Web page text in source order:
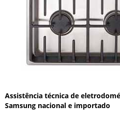
Assistência técnica de
Samsung nacional e importado